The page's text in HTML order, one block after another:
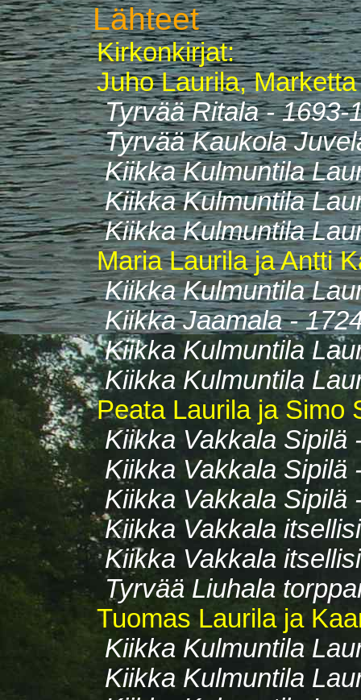
Lähteet
Kirkonkirjat:
Juho Laurila,
Tyrvää Ritala - 1693-
Tyrvää Kaukola
Kiikka Kulmuntila
Kiikka Kulmuntila
Kiikka Kulmuntila
Maria Laurila ja Antti
Kiikka Kulmuntila
Kiikka Jaamala -
Kiikka Kulmuntila
Kiikka Kulmuntila
Peata Laurila ja Simo
Kiikka Vakkala Sipilä
Kiikka Vakkala Sipilä
Kiikka Vakkala Sipilä
Kiikka Vakkala
Kiikka Vakkala
Tyrvää Liuhala
Tuomas Laurila ja
Kiikka Kulmuntila
Kiikka Kulmuntila